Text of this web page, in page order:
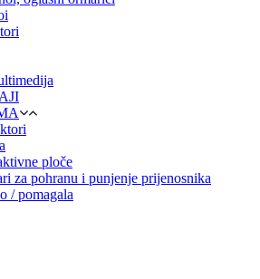
ploče
za pohranu i punjenje prijenosnika
/ pomagala